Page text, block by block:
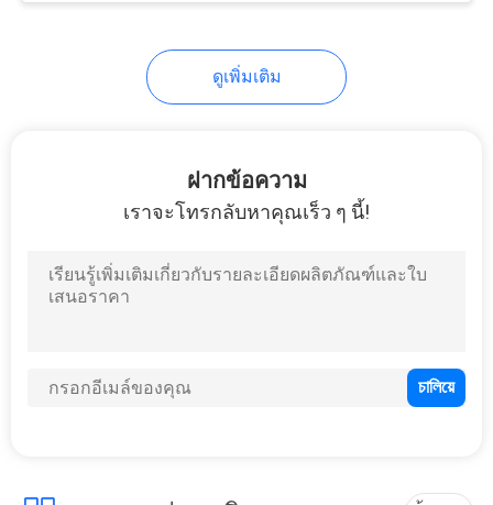
ดูเพิ่มเติม
ฝากข้อความ
เราจะโทรกลับหาคุณเร็ว ๆ นี้!